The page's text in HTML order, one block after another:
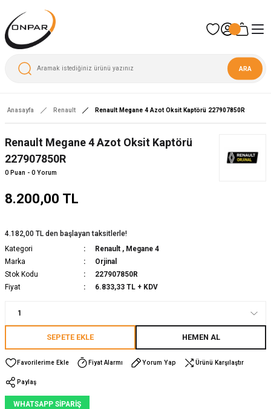
ARA
Anasayfa Renault Renault Megane 4 Azot Oksit Kaptörü 227907850R
Renault Megane 4 Azot Oksit Kaptörü
227907850R
0 Puan - 0 Yorum
8.200,00 TL
4.182,00 TL den başlayan taksitlerle!
Kategori
Renault , Megane 4
Marka
Orjinal
Stok Kodu
227907850R
Fiyat
6.833,33 TL + KDV
SEPETE EKLE HEMEN AL
Fiyat Alarmı Yorum Yap Ürünü Karşılaştır
Paylaş
WHATSAPP SİPARİŞ